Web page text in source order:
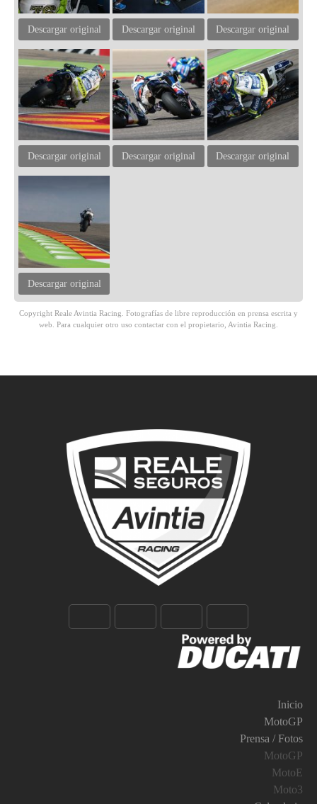
Descargar original Descargar original Descargar original
Descargar original Descargar original Descargar original
Descargar original
Copyright Reale Avintia Racing. Fotografías de libre reproducción en prensa escrita y
web. Para cualquier otro uso contactar con el propietario, Avintia Racing.
Inicio
MotoGP
Prensa / Fotos
MotoGP
MotoE
Moto3